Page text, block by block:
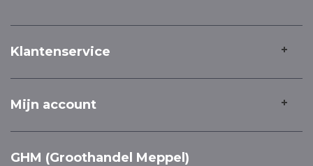
Klantenservice
Mijn account
GHM (Groothandel Meppel)